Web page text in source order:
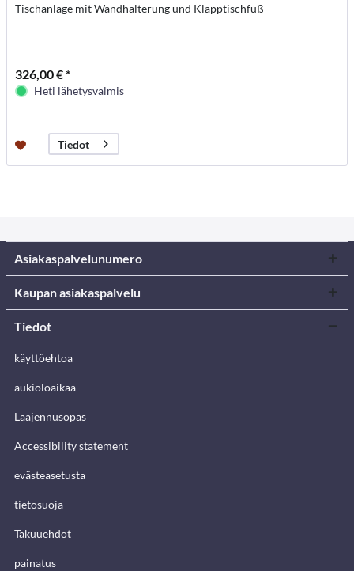
Tischanlage mit Wandhalterung und Klapptischfuß
326,00 € *
Heti lähetysvalmis
Tiedot
Asiakaspalvelunumero
Kaupan asiakaspalvelu
Tiedot
käyttöehtoa
aukioloaikaa
Laajennusopas
Accessibility statement
evästeasetusta
tietosuoja
Takuuehdot
painatus